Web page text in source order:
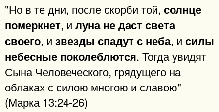
"Но в те дни, после скорби той, солнце
померкнет, и луна не даст света
своего, и звезды спадут с неба, и силы
небесные поколеблются. Тогда увидят
Сына Человеческого, грядущего на
облаках с силою многою и славою"
(Марка 13:24-26)